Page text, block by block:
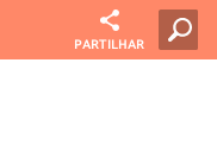
PARTILHAR